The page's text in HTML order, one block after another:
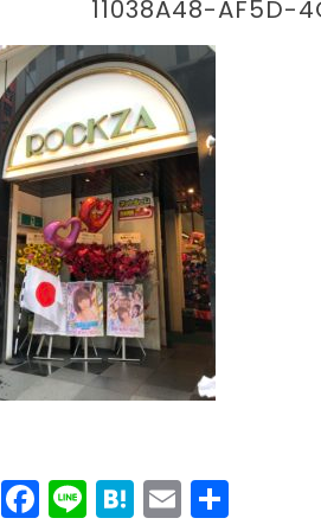
11038A48-AF5D-
Twitter
Facebook
LineHatena
Email